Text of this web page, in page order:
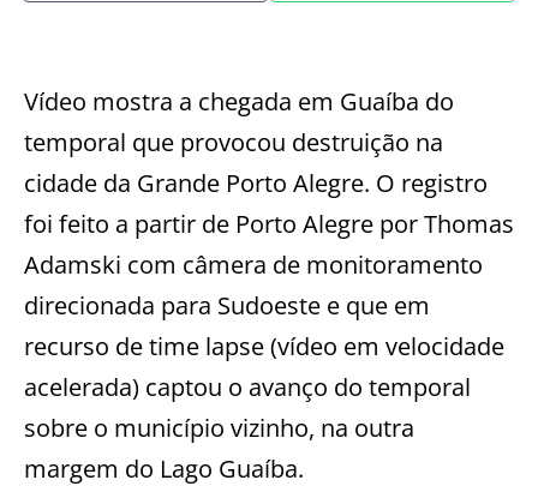
Vídeo mostra a chegada em Guaíba do
temporal que provocou destruição na
cidade da Grande Porto Alegre. O registro
foi feito a partir de Porto Alegre por Thomas
Adamski com câmera de monitoramento
direcionada para Sudoeste e que em
recurso de time lapse (vídeo em velocidade
acelerada) captou o avanço do temporal
sobre o município vizinho, na outra
margem do Lago Guaíba.